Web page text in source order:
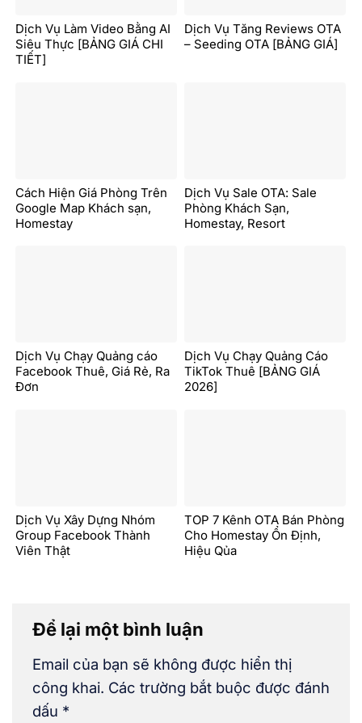
Dịch Vụ Làm Video Bằng AI
Siêu Thực [BẢNG GIÁ CHI
TIẾT]
Dịch Vụ Tăng Reviews OTA
– Seeding OTA [BẢNG GIÁ]
Cách Hiện Giá Phòng Trên
Google Map Khách sạn,
Homestay
Dịch Vụ Sale OTA: Sale
Phòng Khách Sạn,
Homestay, Resort
Dịch Vụ Chạy Quảng cáo
Facebook Thuê, Giá Rẻ, Ra
Đơn
Dịch Vụ Chạy Quảng Cáo
TikTok Thuê [BẢNG GIÁ
2026]
Dịch Vụ Xây Dựng Nhóm
Group Facebook Thành
Viên Thật
TOP 7 Kênh OTA Bán Phòng
Cho Homestay Ổn Định,
Hiệu Qủa
Để lại một bình luận
Email của bạn sẽ không được hiển thị
công khai. Các trường bắt buộc được đánh
dấu *